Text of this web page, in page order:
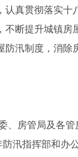
真贯彻落实
断提升城镇房
汛制度，消
房管局及各
汛指挥部和